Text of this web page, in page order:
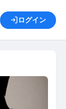
ログイン